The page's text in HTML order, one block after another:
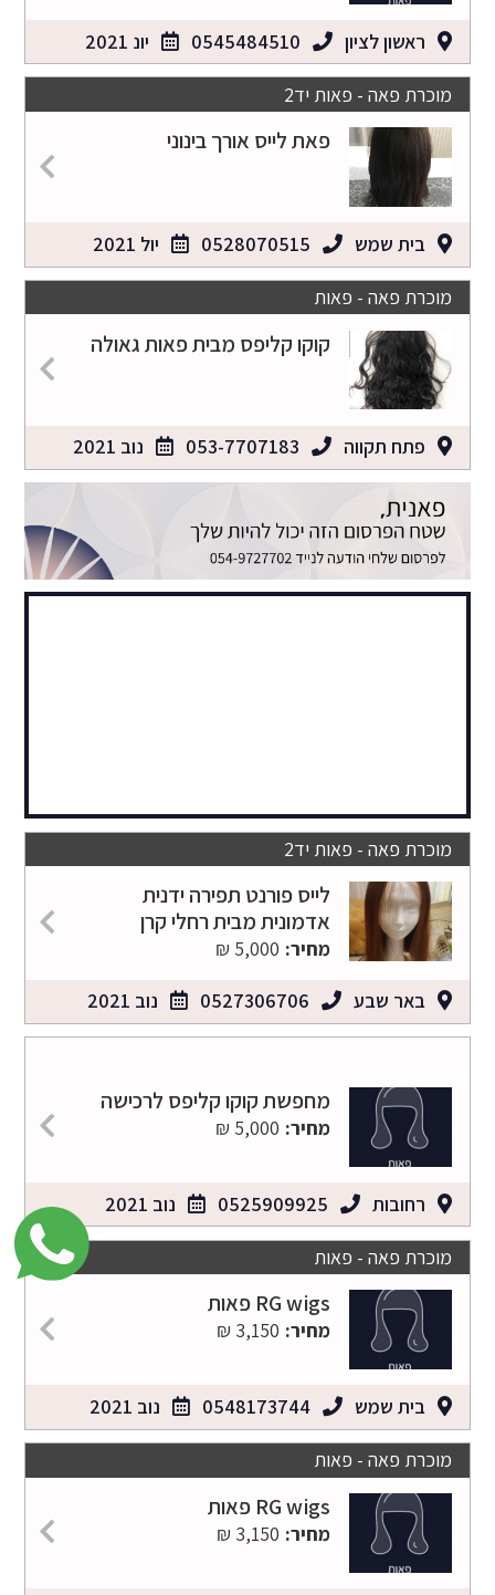
ראשון לציון 0545484510 יונ 2021
מוכרת פאה - פאות יד2
פאת לייס אורך בינוני
בית שמש 0528070515 יול 2021
מוכרת פאה - פאות
קוקו קליפס מבית פאות גאולה
פתח תקווה 053-7707183 נוב 2021
מוכרת פאה - פאות יד2
לייס פורנט תפירה ידנית
אדמונית מבית רחלי קרן
מחיר: 5,000 ₪
באר שבע 0527306706 נוב 2021
מחפשת קוקו קליפס לרכישה
מחיר: 5,000 ₪
רחובות 0525909925 נוב 2021
מוכרת פאה - פאות
RG wigs פאות
מחיר: 3,150 ₪
בית שמש 0548173744 נוב 2021
מוכרת פאה - פאות
RG wigs פאות
מחיר: 3,150 ₪